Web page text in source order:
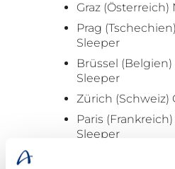
Graz (Österreich)
Prag
Sleeper
Brüssel
Sleeper
Zürich (Schweiz)
Paris
Sleeper